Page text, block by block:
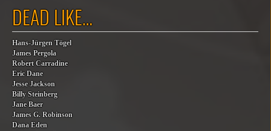
DEAD LIKE…
Hans-Jürgen Tögel
James Pergola
Robert Carradine
Eric Dane
Jesse Jackson
Billy Steinberg
Jane Baer
James G. Robinson
Dana Eden